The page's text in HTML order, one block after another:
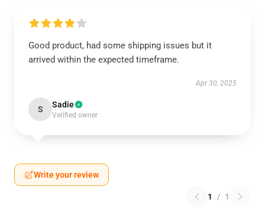
Good product, had some shipping issues but it
arrived within the expected timeframe.
Apr 30, 2025
S Sadie
Verified owner
Write your review
1 / 1